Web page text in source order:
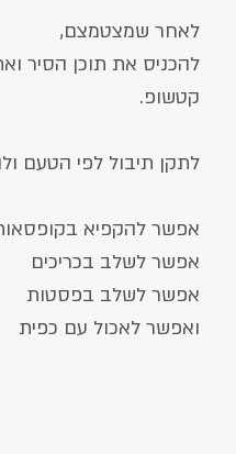
לאחר שמצטמצם,
להכניס את תוכן הסיר
קטשופ.
לתקן תיבול לפי הטעם
אפשר להקפיא
אפשר לשלב בכריכים
אפשר לשלב בפסטות
ואפשר לאכול עם כפית